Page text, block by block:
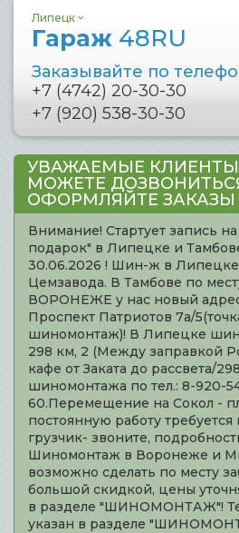
Липецк
Гараж 48RU
Заказывайте по
+7 (4742) 20-30-30
+7 (920) 538-30-30
УВАЖАЕМЫЕ
МОЖЕТЕ
ОФОРМЛЯЙТЕ ЗАКАЗЫ
Внимание! Стартует запись
подарок" в Липецке и
30.06.2026 ! Шин-ж в
Цемзавода. В Тамбове по
ВОРОНЕЖЕ у нас новый
Проспект Патриотов 7а/
шиномонтаж)! В Липецке
298 км, 2 (Между заправкой
кафе от Заката до рассвета/
шиномонтажа по тел.: 8-920-
60.Перемещение на Сокол -
постоянную работу
грузчик- звоните,
Шиномонтаж в Воронеже и
возможно сделать по месту
большой скидкой, цены
в разделе "ШИНОМОНТАЖ"!
указан в разделе